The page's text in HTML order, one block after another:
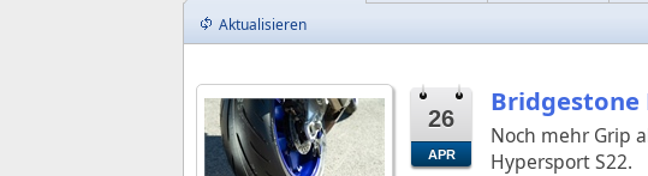
Aktualisieren
26
APR
Noch mehr Grip
Hypersport S22.